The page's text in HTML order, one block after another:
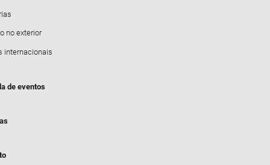
no exterior
internacionais
de eventos